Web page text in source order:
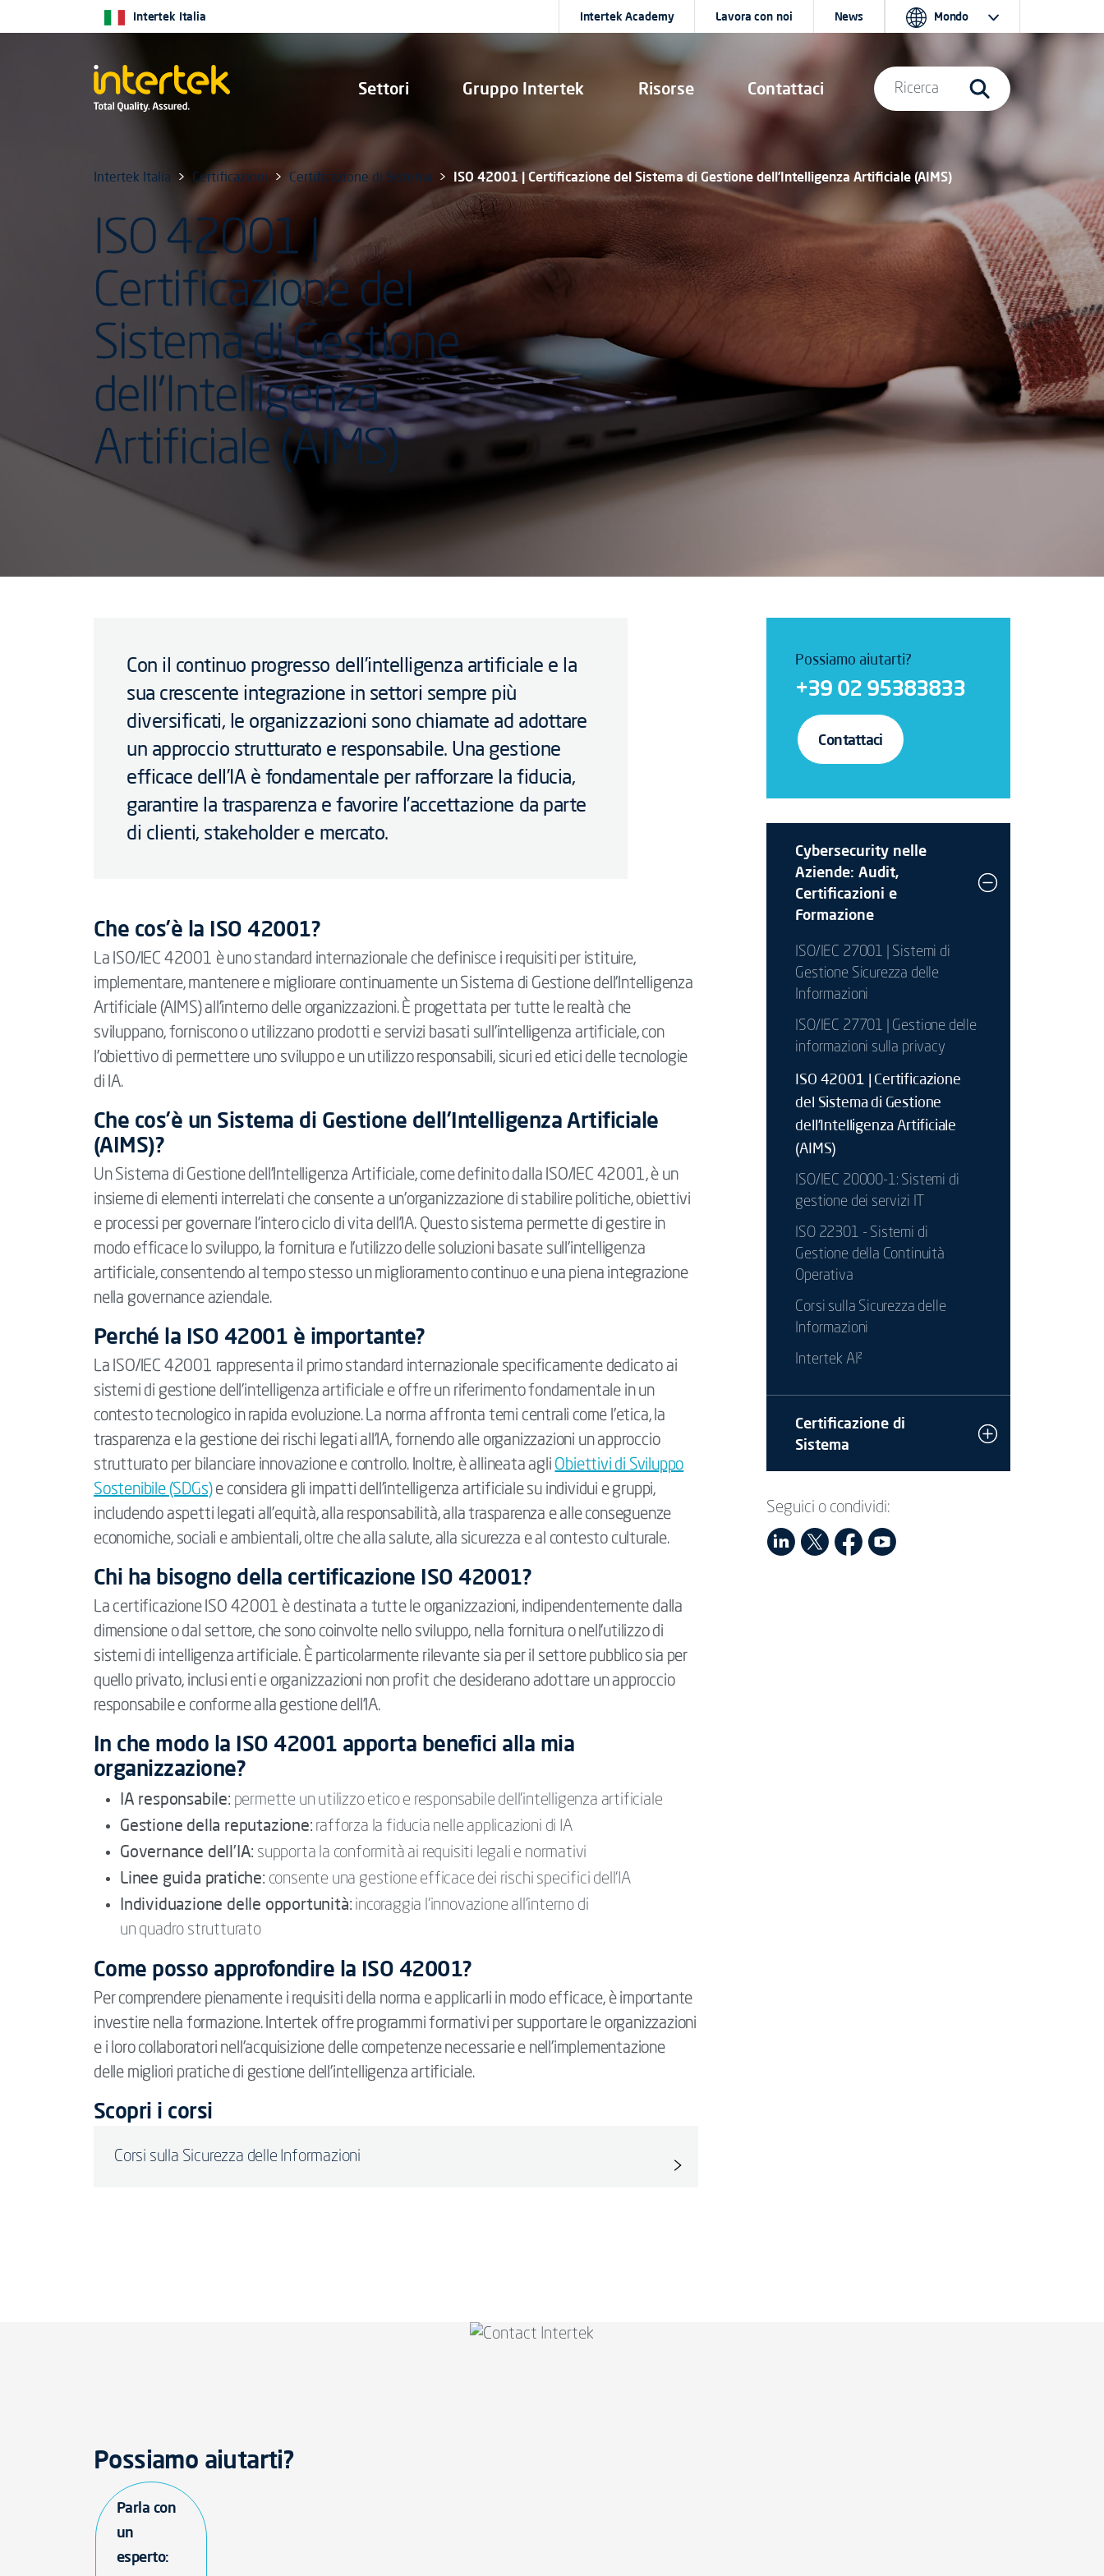
Settori Gruppo Intertek Risorse Contattaci
Intertek Italia Intertek Academy Lavora con noi News Mondo
Ricerca
Intertek Italia Certificazioni Certificazione di Sistema ISO 42001 | Certificazione del Sistema di Gestione dell’Intelligenza Artificiale (AIMS)
ISO 42001 |
Certificazione del
Sistema di Gestione
dell’Intelligenza
Artificiale (AIMS)
Con il continuo progresso dell’intelligenza artificiale e la
sua crescente integrazione in settori sempre più
diversificati, le organizzazioni sono chiamate ad adottare
un approccio strutturato e responsabile. Una gestione
efficace dell’IA è fondamentale per rafforzare la fiducia,
garantire la trasparenza e favorire l’accettazione da parte
di clienti, stakeholder e mercato.
Che cos’è la ISO 42001?
La ISO/IEC 42001 è uno standard internazionale che definisce i requisiti per istituire,
implementare, mantenere e migliorare continuamente un Sistema di Gestione dell’Intelligenza
Artificiale (AIMS) all’interno delle organizzazioni. È progettata per tutte le realtà che
sviluppano, forniscono o utilizzano prodotti e servizi basati sull’intelligenza artificiale, con
l’obiettivo di permettere uno sviluppo e un utilizzo responsabili, sicuri ed etici delle tecnologie
di IA.
Che cos’è un Sistema di Gestione dell’Intelligenza Artificiale
(AIMS)?
Un Sistema di Gestione dell’Intelligenza Artificiale, come definito dalla ISO/IEC 42001, è un
insieme di elementi interrelati che consente a un’organizzazione di stabilire politiche, obiettivi
e processi per governare l’intero ciclo di vita dell’IA. Questo sistema permette di gestire in
modo efficace lo sviluppo, la fornitura e l’utilizzo delle soluzioni basate sull’intelligenza
artificiale, consentendo al tempo stesso un miglioramento continuo e una piena integrazione
nella governance aziendale.
Perché la ISO 42001 è importante?
La ISO/IEC 42001 rappresenta il primo standard internazionale specificamente dedicato ai
sistemi di gestione dell’intelligenza artificiale e offre un riferimento fondamentale in un
contesto tecnologico in rapida evoluzione. La norma affronta temi centrali come l’etica, la
trasparenza e la gestione dei rischi legati all’IA, fornendo alle organizzazioni un approccio
strutturato per bilanciare innovazione e controllo. Inoltre, è allineata agli Obiettivi di Sviluppo
Sostenibile (SDGs)e considera gli impatti dell’intelligenza artificiale su individui e gruppi,
includendo aspetti legati all’equità, alla responsabilità, alla trasparenza e alle conseguenze
economiche, sociali e ambientali, oltre che alla salute, alla sicurezza e al contesto culturale.
Chi ha bisogno della certificazione ISO 42001?
La certificazione ISO 42001 è destinata a tutte le organizzazioni, indipendentemente dalla
dimensione o dal settore, che sono coinvolte nello sviluppo, nella fornitura o nell’utilizzo di
sistemi di intelligenza artificiale. È particolarmente rilevante sia per il settore pubblico sia per
quello privato, inclusi enti e organizzazioni non profit che desiderano adottare un approccio
responsabile e conforme alla gestione dell’IA.
In che modo la ISO 42001 apporta benefici alla mia
organizzazione?
IA responsabile: permette un utilizzo etico e responsabile dell’intelligenza artificiale
Gestione della reputazione: rafforza la fiducia nelle applicazioni di IA
Governance dell’IA: supporta la conformità ai requisiti legali e normativi
Linee guida pratiche: consente una gestione efficace dei rischi specifici dell’IA
Individuazione delle opportunità: incoraggia l’innovazione all’interno di
un quadro strutturato
Come posso approfondire la ISO 42001?
Per comprendere pienamente i requisiti della norma e applicarli in modo efficace, è importante
investire nella formazione. Intertek offre programmi formativi per supportare le organizzazioni
e i loro collaboratori nell’acquisizione delle competenze necessarie e nell’implementazione
delle migliori pratiche di gestione dell’intelligenza artificiale.
Scopri i corsi
Corsi sulla Sicurezza delle Informazioni
Possiamo aiutarti?
+39 02 95383833
Contattaci
Cybersecurity nelle
Aziende: Audit,
Certificazioni e
Formazione
ISO/IEC 27001 | Sistemi di
Gestione Sicurezza delle
Informazioni
ISO/IEC 27701 | Gestione delle
informazioni sulla privacy
ISO 42001 | Certificazione
del Sistema di Gestione
dell’Intelligenza Artificiale
(AIMS)
ISO/IEC 20000-1: Sistemi di
gestione dei servizi IT
ISO 22301 - Sistemi di
Gestione della Continuità
Operativa
Corsi sulla Sicurezza delle
Informazioni
Intertek AI²
Certificazione di
Sistema
Seguici o condividi:
Possiamo aiutarti?
Parla con
un
esperto: